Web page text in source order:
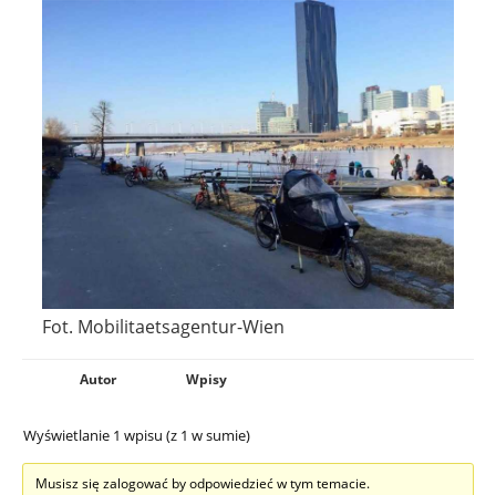
Fot. Mobilitaetsagentur-Wien
Autor Wpisy
Wyświetlanie 1 wpisu (z 1 w sumie)
Musisz się zalogować by odpowiedzieć w tym temacie.